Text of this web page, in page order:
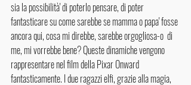
sia la possibilità' di poterlo pensare, di poter
fantasticare su come sarebbe se mamma o papa' fosse
ancora qui, cosa mi direbbe, sarebbe orgogliosa-o  di
me, mi vorrebbe bene? Queste dinamiche vengono
rappresentare nel film della Pixar Onward
fantasticamente. I due ragazzi elfi, grazie alla magia,